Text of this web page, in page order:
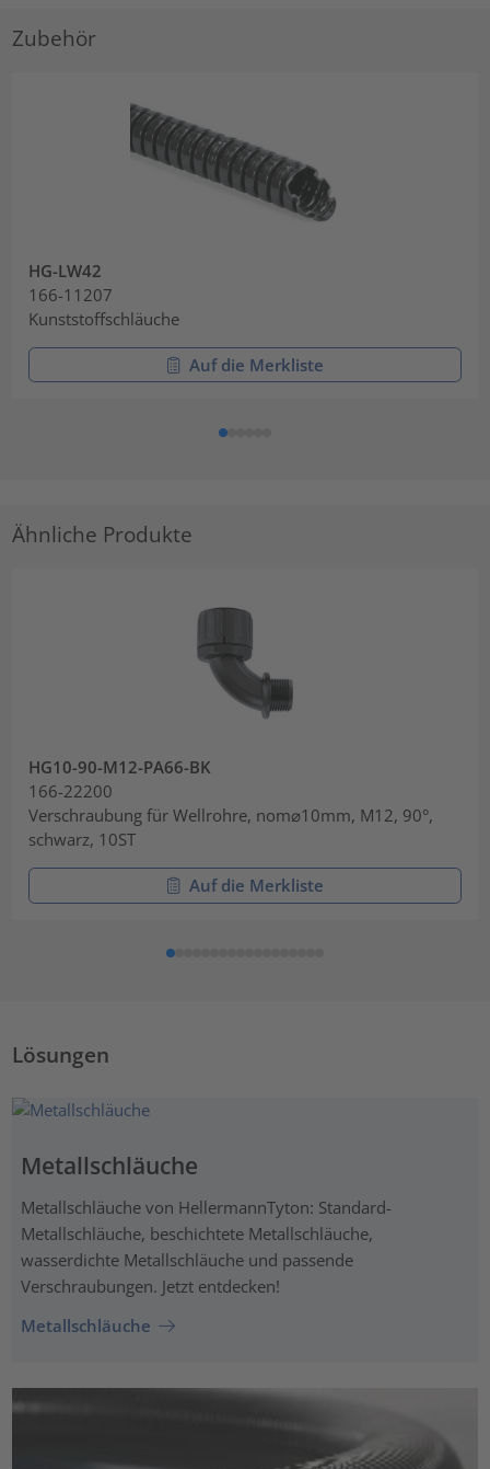
Zubehör
HG-LW42
166-11207
Kunststoffschläuche
Auf die Merkliste
Ähnliche Produkte
HG10-90-M12-PA66-BK
166-22200
Verschraubung für Wellrohre, nom⌀10mm, M12, 90°,
schwarz, 10ST
Auf die Merkliste
Lösungen
Metallschläuche
Metallschläuche von HellermannTyton: Standard-
Metallschläuche, beschichtete Metallschläuche,
wasserdichte Metallschläuche und passende
Verschraubungen. Jetzt entdecken!
Metallschläuche